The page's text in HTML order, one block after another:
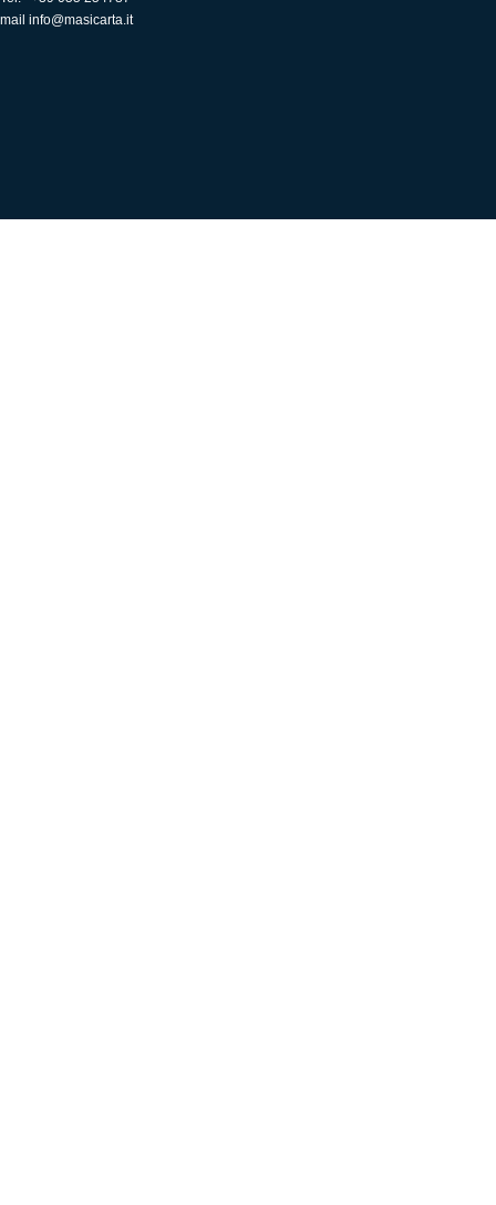
mail info@masicarta.it